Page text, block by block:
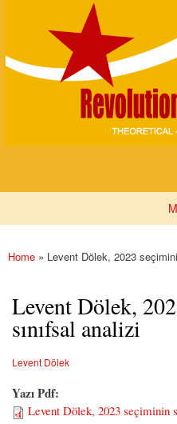
content
Marksizm
You are here
Home » Levent Dölek, 2023
Levent Dölek,
sınıfsal analizi
Levent Dölek
Yazı Pdf:
Levent Dölek, 2023 seçiminin